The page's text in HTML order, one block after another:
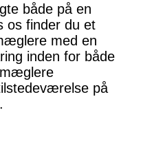
både på en
os finder du et
med en
inden for både
på